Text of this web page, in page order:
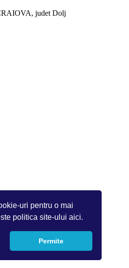
uri pentru o mai
politica site-ului aici.
Permite
judet Dolj